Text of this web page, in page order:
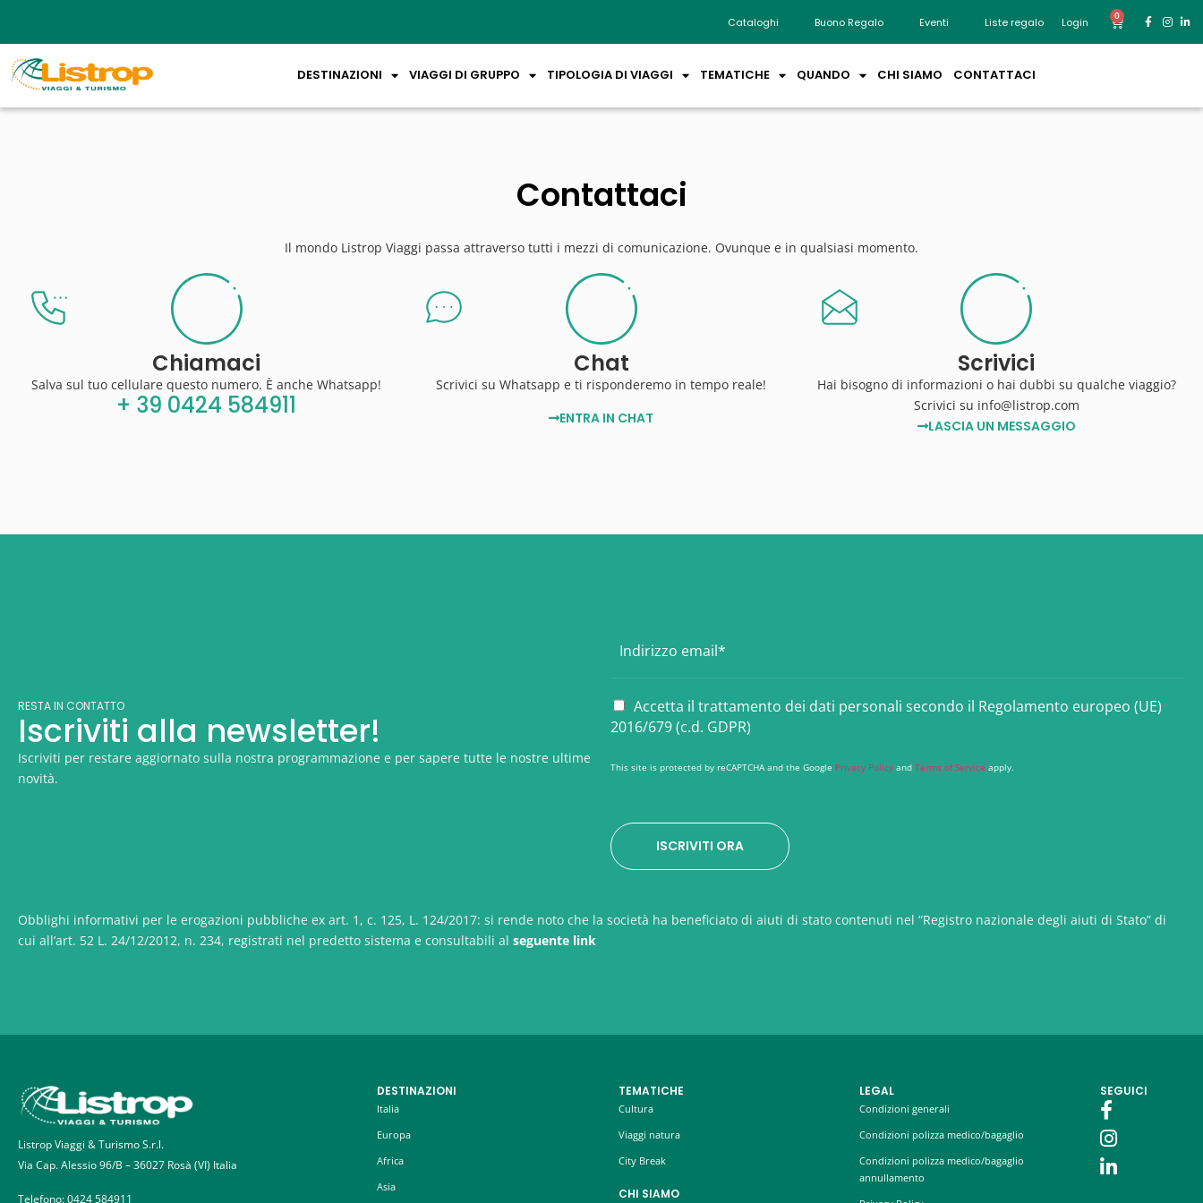
Cataloghi Buono Regalo Eventi Liste regalo Login 0
DESTINAZIONI VIAGGI DI GRUPPO TIPOLOGIA DI VIAGGI TEMATICHE QUANDO CHI SIAMO CONTATTACI
Contattaci
Il mondo Listrop Viaggi passa attraverso tutti i mezzi di comunicazione. Ovunque e in qualsiasi momento.
Chiamaci
Salva sul tuo cellulare questo numero. È anche Whatsapp!
+ 39 0424 584911
Chat
Scrivici su Whatsapp e ti risponderemo in tempo reale!
ENTRA IN CHAT
Scrivici
Hai bisogno di informazioni o hai dubbi su qualche viaggio?
Scrivici su info@listrop.com
LASCIA UN MESSAGGIO
RESTA IN CONTATTO
Iscriviti alla newsletter!
Iscriviti per restare aggiornato sulla nostra programmazione e per sapere tutte le nostre ultime
novità.
m
i
l
*
P
r
a
*
Accetta il trattamento dei dati personali secondo il Regolamento europeo (UE)
2016/679 (c.d. GDPR)
This site is protected by reCAPTCHA and the Google Privacy Policy and Terms of Service apply.
ISCRIVITI ORA
Obblighi informativi per le erogazioni pubbliche ex art. 1, c. 125, L. 124/2017: si rende noto che la società ha beneficiato di aiuti di stato contenuti nel “Registro nazionale degli aiuti di Stato” di
cui all’art. 52 L. 24/12/2012, n. 234, registrati nel predetto sistema e consultabili al seguente link
Listrop Viaggi & Turismo S.r.l.
Via Cap. Alessio 96/B – 36027 Rosà (VI) Italia
Telefono:0424 584911
DESTINAZIONI
Italia
Europa
Africa
Asia
TEMATICHE
Cultura
Viaggi natura
City Break
CHI SIAMO
LEGAL
Condizioni generali
Condizioni polizza medico/bagaglio
Condizioni polizza medico/bagaglio
annullamento
SEGUICI